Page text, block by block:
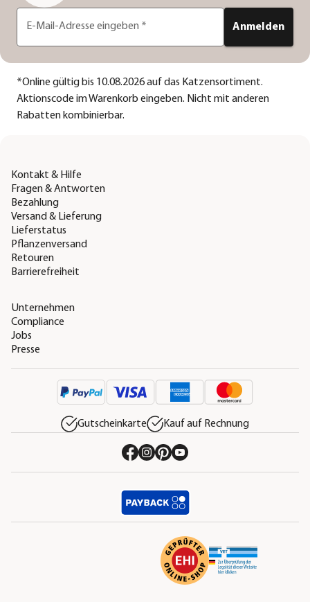
E-Mail-Adresse eingeben * Anmelden
*Online gültig bis 10.08.2026 auf das Katzensortiment.
Aktionscode im Warenkorb eingeben. Nicht mit anderen
Rabatten kombinierbar.
Kontakt & Hilfe
Fragen & Antworten
Bezahlung
Versand & Lieferung
Lieferstatus
Pflanzenversand
Retouren
Barrierefreiheit
Unternehmen
Compliance
Jobs
Presse
Gutscheinkarte Kauf auf Rechnung